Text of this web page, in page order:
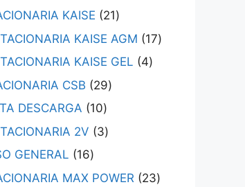
KAISE
21
KAISE AGM
17
KAISE GEL
4
CSB
29
DESCARGA
10
2V
3
GENERAL
16
MAX POWER
23